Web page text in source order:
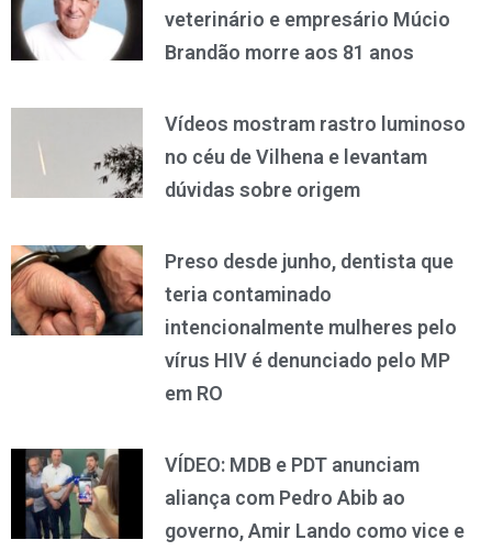
veterinário e empresário Múcio
Brandão morre aos 81 anos
Vídeos mostram rastro luminoso
no céu de Vilhena e levantam
dúvidas sobre origem
Preso desde junho, dentista que
teria contaminado
intencionalmente mulheres pelo
vírus HIV é denunciado pelo MP
em RO
VÍDEO: MDB e PDT anunciam
aliança com Pedro Abib ao
governo, Amir Lando como vice e